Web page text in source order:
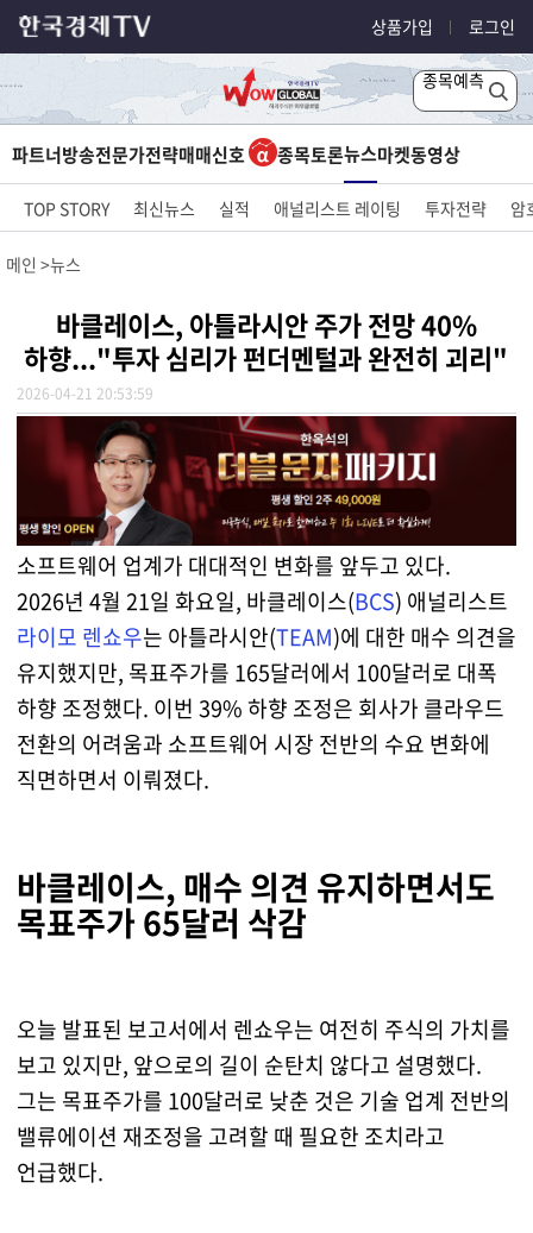
상품가입 로그인
종목예측
파트너방송전문가전략매매신호 종목토론뉴스마켓동영상
TOP STORY 최신뉴스 실적 애널리스트 레이팅 투자전략 암
메인 뉴스
바클레이스, 아틀라시안 주가 전망 40%
하향..."투자 심리가 펀더멘털과 완전히 괴리"
2026-04-21 20:53:59
소프트웨어 업계가 대대적인 변화를 앞두고 있다.
2026년 4월 21일 화요일, 바클레이스(BCS) 애널리스트
라이모 렌쇼우는 아틀라시안(TEAM)에 대한 매수 의견을
유지했지만, 목표주가를 165달러에서 100달러로 대폭
하향 조정했다. 이번 39% 하향 조정은 회사가 클라우드
전환의 어려움과 소프트웨어 시장 전반의 수요 변화에
직면하면서 이뤄졌다.
바클레이스, 매수 의견 유지하면서도
목표주가 65달러 삭감
오늘 발표된 보고서에서 렌쇼우는 여전히 주식의 가치를
보고 있지만, 앞으로의 길이 순탄치 않다고 설명했다.
그는 목표주가를 100달러로 낮춘 것은 기술 업계 전반의
밸류에이션 재조정을 고려할 때 필요한 조치라고
언급했다.